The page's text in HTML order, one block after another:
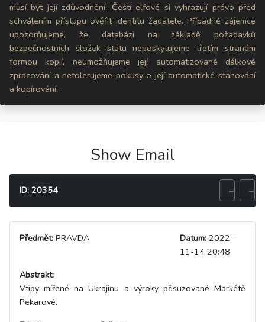
musí být její zdůvodnění. Čeští elfové si vyhrazují právo před
schválením přístupu ověřit identitu žadatele. Případné zájemce
upozorňujeme, že databázi na základě požadavků
bezpečnostních složek státu neposkytujeme třetím stranám
formou kopií, neumožňujeme její automatizované dálkové
zpracování a netolerujeme pokusy o její automatické stahování
a kopírování.
Show Email
ID: 20354 ← →
Předmět: PRAVDA Datum:2022-
11-14 20:48
Abstrakt:
Vtipy mířené na Ukrajinu a výroky přisuzované Markétě
Pekarové.